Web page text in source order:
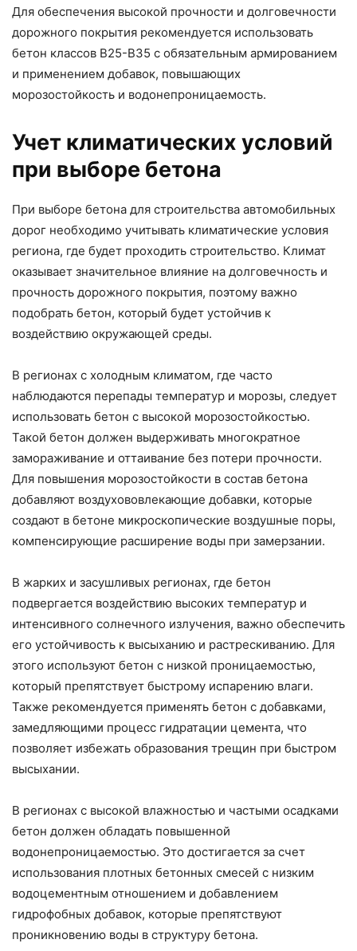
Для обеспечения высокой прочности и долговечности
дорожного покрытия рекомендуется использовать
бетон классов В25-В35 с обязательным армированием
и применением добавок, повышающих
морозостойкость и водонепроницаемость.
Учет климатических условий
при выборе бетона
При выборе бетона для строительства автомобильных
дорог необходимо учитывать климатические условия
региона, где будет проходить строительство. Климат
оказывает значительное влияние на долговечность и
прочность дорожного покрытия, поэтому важно
подобрать бетон, который будет устойчив к
воздействию окружающей среды.
В регионах с холодным климатом, где часто
наблюдаются перепады температур и морозы, следует
использовать бетон с высокой морозостойкостью.
Такой бетон должен выдерживать многократное
замораживание и оттаивание без потери прочности.
Для повышения морозостойкости в состав бетона
добавляют воздухововлекающие добавки, которые
создают в бетоне микроскопические воздушные поры,
компенсирующие расширение воды при замерзании.
В жарких и засушливых регионах, где бетон
подвергается воздействию высоких температур и
интенсивного солнечного излучения, важно обеспечить
его устойчивость к высыханию и растрескиванию. Для
этого используют бетон с низкой проницаемостью,
который препятствует быстрому испарению влаги.
Также рекомендуется применять бетон с добавками,
замедляющими процесс гидратации цемента, что
позволяет избежать образования трещин при быстром
высыхании.
В регионах с высокой влажностью и частыми осадками
бетон должен обладать повышенной
водонепроницаемостью. Это достигается за счет
использования плотных бетонных смесей с низким
водоцементным отношением и добавлением
гидрофобных добавок, которые препятствуют
проникновению воды в структуру бетона.